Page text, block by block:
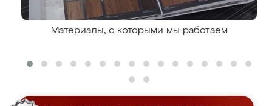
Материалы, с которыми мы работаем